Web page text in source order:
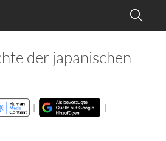
der japanischen
|
|